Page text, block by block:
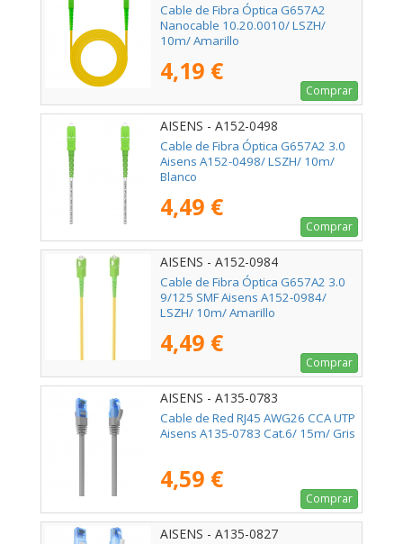
Cable de Fibra Óptica G657A2
Nanocable 10.20.0010/ LSZH/
10m/ Amarillo
4,19 €
Comprar
AISENS - A152-0498
Cable de Fibra Óptica G657A2 3.0
Aisens A152-0498/ LSZH/ 10m/
Blanco
4,49 €
Comprar
AISENS - A152-0984
Cable de Fibra Óptica G657A2 3.0
9/125 SMF Aisens A152-0984/
LSZH/ 10m/ Amarillo
4,49 €
Comprar
AISENS - A135-0783
Cable de Red RJ45 AWG26 CCA UTP
Aisens A135-0783 Cat.6/ 15m/ Gris
4,59 €
Comprar
AISENS - A135-0827